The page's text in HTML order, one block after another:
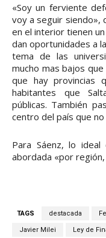
«Soy un ferviente
voy a seguir siendo»,
en el interior tienen
dan oportunidades a
tema de las
mucho mas bajos
que hay provincias
habitantes que
públicas. También
centro del país que
Para Sáenz, lo
abordada «por
TAGS destacada
Javier Milei Ley de